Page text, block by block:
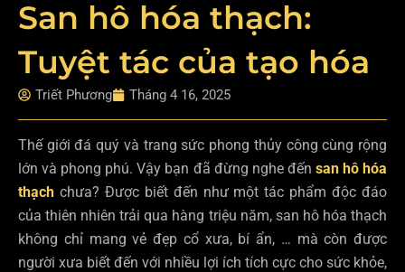
San hô hóa thạch:
Tuyệt tác của tạo hóa
Triết Phương Tháng 4 16, 2025
Thế giới đá quý và trang sức phong thủy công cùng rộng
lớn và phong phú. Vậy bạn đã đừng nghe đến san hô hóa
thạch chưa? Được biết đến như một tác phẩm độc đáo
của thiên nhiên trải qua hàng triệu năm, san hô hóa thạch
không chỉ mang vẻ đẹp cổ xưa, bí ẩn, … mà còn được
người xưa biết đến với nhiều lợi ích tích cực cho sức khỏe,